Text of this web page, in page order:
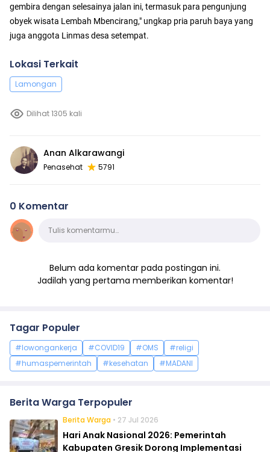
gembira dengan selesainya jalan ini, termasuk para pengunjung
obyek wisata Lembah Mbencirang," ungkap pria paruh baya yang
juga anggota Linmas desa setempat.
Lokasi Terkait
Lamongan
Dilihat 1305 kali
Anan Alkarawangi
Penasehat 5791
0 Komentar
KomentarTulis komentarmu…
Belum ada komentar pada postingan ini.
Jadilah yang pertama memberikan komentar!
Tagar Populer
#lowongankerja #COVID19 #OMS
#religi
#humaspemerintah
#kesehatan #MADANI
Berita Warga Terpopuler
Berita Warga • 27 Jul 2026
Hari Anak Nasional 2026: Pemerintah
Kabupaten Gresik Dorong Implementasi